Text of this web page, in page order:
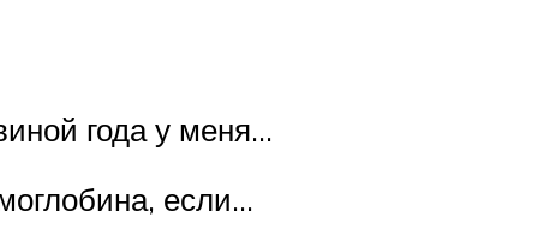
года у меня…
если…